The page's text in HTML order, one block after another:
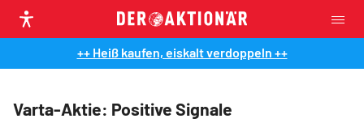
++ Heiß kaufen, eiskalt verdoppeln ++
Varta-Aktie: Positive Signale